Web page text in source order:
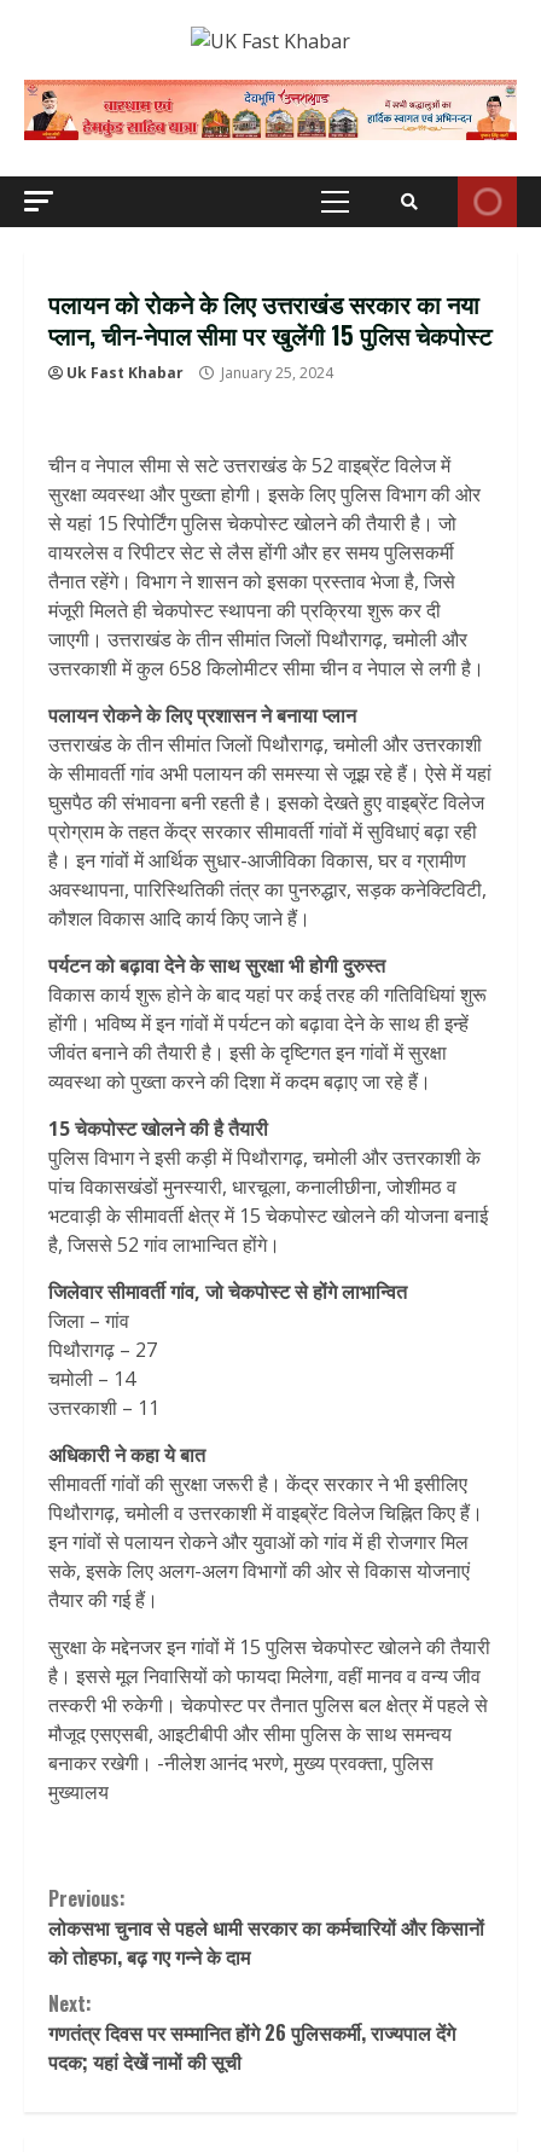
Primary
पलायन को रोकने के लिए उत्तराखंड सरकार का नया
प्लान, चीन-नेपाल सीमा पर खुलेंगी 15 पुलिस चेकपोस्ट
Uk Fast Khabar January 25, 2024
चीन व नेपाल सीमा से सटे उत्तराखंड के 52 वाइब्रेंट विलेज में
सुरक्षा व्यवस्था और पुख्ता होगी। इसके लिए पुलिस विभाग की ओर
से यहां 15 रिपोर्टिंग पुलिस चेकपोस्ट खोलने की तैयारी है। जो
वायरलेस व रिपीटर सेट से लैस होंगी और हर समय पुलिसकर्मी
तैनात रहेंगे। विभाग ने शासन को इसका प्रस्ताव भेजा है, जिसे
मंजूरी मिलते ही चेकपोस्ट स्थापना की प्रक्रिया शुरू कर दी
जाएगी। उत्तराखंड के तीन सीमांत जिलों पिथौरागढ़, चमोली और
उत्तरकाशी में कुल 658 किलोमीटर सीमा चीन व नेपाल से लगी है।
पलायन रोकने के लिए प्रशासन ने बनाया प्लान
उत्तराखंड के तीन सीमांत जिलों पिथौरागढ़, चमोली और उत्तरकाशी
के सीमावर्ती गांव अभी पलायन की समस्या से जूझ रहे हैं। ऐसे में यहां
घुसपैठ की संभावना बनी रहती है। इसको देखते हुए वाइब्रेंट विलेज
प्रोग्राम के तहत केंद्र सरकार सीमावर्ती गांवों में सुविधाएं बढ़ा रही
है। इन गांवों में आर्थिक सुधार-आजीविका विकास, घर व ग्रामीण
अवस्थापना, पारिस्थितिकी तंत्र का पुनरुद्धार, सड़क कनेक्टिविटी,
कौशल विकास आदि कार्य किए जाने हैं।
पर्यटन को बढ़ावा देने के साथ सुरक्षा भी होगी दुरुस्त
विकास कार्य शुरू होने के बाद यहां पर कई तरह की गतिविधियां शुरू
होंगी। भविष्य में इन गांवों में पर्यटन को बढ़ावा देने के साथ ही इन्हें
जीवंत बनाने की तैयारी है। इसी के दृष्टिगत इन गांवों में सुरक्षा
व्यवस्था को पुख्ता करने की दिशा में कदम बढ़ाए जा रहे हैं।
15 चेकपोस्ट खोलने की है तैयारी
पुलिस विभाग ने इसी कड़ी में पिथौरागढ़, चमोली और उत्तरकाशी के
पांच विकासखंडों मुनस्यारी, धारचूला, कनालीछीना, जोशीमठ व
भटवाड़ी के सीमावर्ती क्षेत्र में 15 चेकपोस्ट खोलने की योजना बनाई
है, जिससे 52 गांव लाभान्वित होंगे।
जिलेवार सीमावर्ती गांव, जो चेकपोस्ट से होंगे लाभान्वित
जिला – गांव
पिथौरागढ़ – 27
चमोली – 14
उत्तरकाशी – 11
अधिकारी ने कहा ये बात
सीमावर्ती गांवों की सुरक्षा जरूरी है। केंद्र सरकार ने भी इसीलिए
पिथौरागढ़, चमोली व उत्तरकाशी में वाइब्रेंट विलेज चिह्नित किए हैं।
इन गांवों से पलायन रोकने और युवाओं को गांव में ही रोजगार मिल
सके, इसके लिए अलग-अलग विभागों की ओर से विकास योजनाएं
तैयार की गई हैं।
सुरक्षा के मद्देनजर इन गांवों में 15 पुलिस चेकपोस्ट खोलने की तैयारी
है। इससे मूल निवासियों को फायदा मिलेगा, वहीं मानव व वन्य जीव
तस्करी भी रुकेगी। चेकपोस्ट पर तैनात पुलिस बल क्षेत्र में पहले से
मौजूद एसएसबी, आइटीबीपी और सीमा पुलिस के साथ समन्वय
बनाकर रखेगी। -नीलेश आनंद भरणे, मुख्य प्रवक्ता, पुलिस
मुख्यालय
Continue
Reading
Previous:
लोकसभा चुनाव से पहले धामी सरकार का कर्मचारियों और किसानों
को तोहफा, बढ़ गए गन्ने के दाम
Next:
गणतंत्र दिवस पर सम्मानित होंगे 26 पुलिसकर्मी, राज्यपाल देंगे
पदक; यहां देखें नामों की सूची